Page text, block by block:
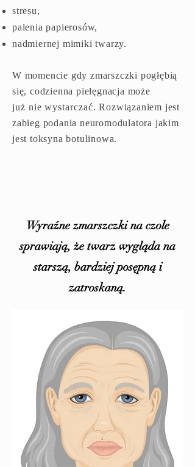
stresu,
palenia papierosów,
nadmiernej mimiki twarzy.
W momencie gdy zmarszczki pogłębią
się, codzienna pielęgnacja może
już nie wystarczać. Rozwiązaniem jest
zabieg podania neuromodulatora jakim
jest toksyna botulinowa.
Wyraźne zmarszczki na czole
sprawiają, że twarz wygląda na
starszą, bardziej posępną i
zatroskaną.